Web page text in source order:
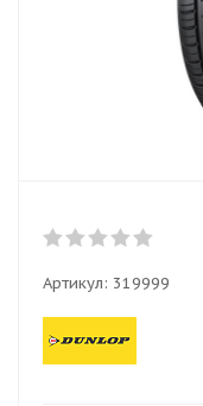
Артикул: 319999